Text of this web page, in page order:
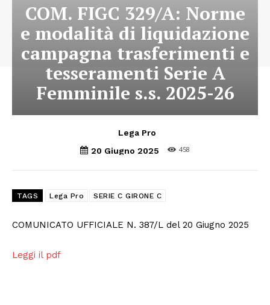
COM. FIGC 329/A: Norme
e modalità di liquidazione
campagna trasferimenti e
tesseramenti Serie A
Femminile s.s. 2025-26
Lega Pro
20 Giugno 2025
458
TAGS Lega Pro SERIE C GIRONE C
COMUNICATO UFFICIALE N. 387/L del 20 Giugno 2025
Leggi il pdf